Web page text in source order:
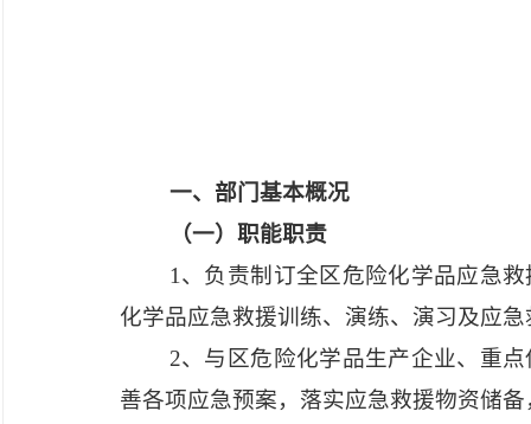
一、部门基本概况
（一）职能职责
1、负责制订全区危险化学品应急
化学品应急救援训练、演练、演习及应
2、与区危险化学品生产企业、重
善各项应急预案，落实应急救援物资储